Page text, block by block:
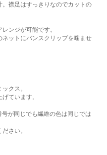
襟足はすっきりなのでカットの
ンジが可能です。
ットにバンスクリップを噛ませ
クス。
ています。
が同じでも繊維の色は同じでは
さい。